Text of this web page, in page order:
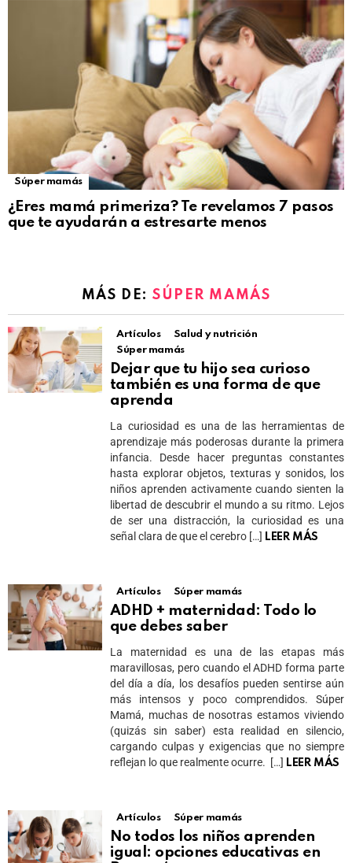
Súper mamás
¿Eres mamá primeriza? Te revelamos 7 pasos
que te ayudarán a estresarte menos
MÁS DE:SÚPER MAMÁS
Artículos
Salud y nutrición
Súper mamás
Dejar que tu hijo sea curioso
también es una forma de que
aprenda
La curiosidad es una de las herramientas de
aprendizaje más poderosas durante la primera
infancia. Desde hacer preguntas constantes
hasta explorar objetos, texturas y sonidos, los
niños aprenden activamente cuando sienten la
libertad de descubrir el mundo a su ritmo. Lejos
de ser una distracción, la curiosidad es una
señal clara de que el cerebro […] LEER MÁS
Artículos Súper mamás
ADHD + maternidad: Todo lo
que debes saber
La maternidad es una de las etapas más
maravillosas, pero cuando el ADHD forma parte
del día a día, los desafíos pueden sentirse aún
más intensos y poco comprendidos. Súper
Mamá, muchas de nosotras estamos viviendo
(quizás sin saber) esta realidad en silencio,
cargando culpas y exigencias que no siempre
reflejan lo que realmente ocurre. […] LEER MÁS
Artículos Súper mamás
No todos los niños aprenden
igual: opciones educativas en